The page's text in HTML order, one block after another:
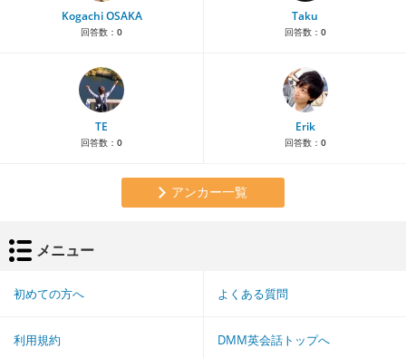
Kogachi OSAKA
回答数： 0
Taku
回答数： 0
TE
回答数： 0
Erik
回答数： 0
アンカー一覧
メニュー
初めての方へ よくある質問
利用規約 DMM英会話トップへ